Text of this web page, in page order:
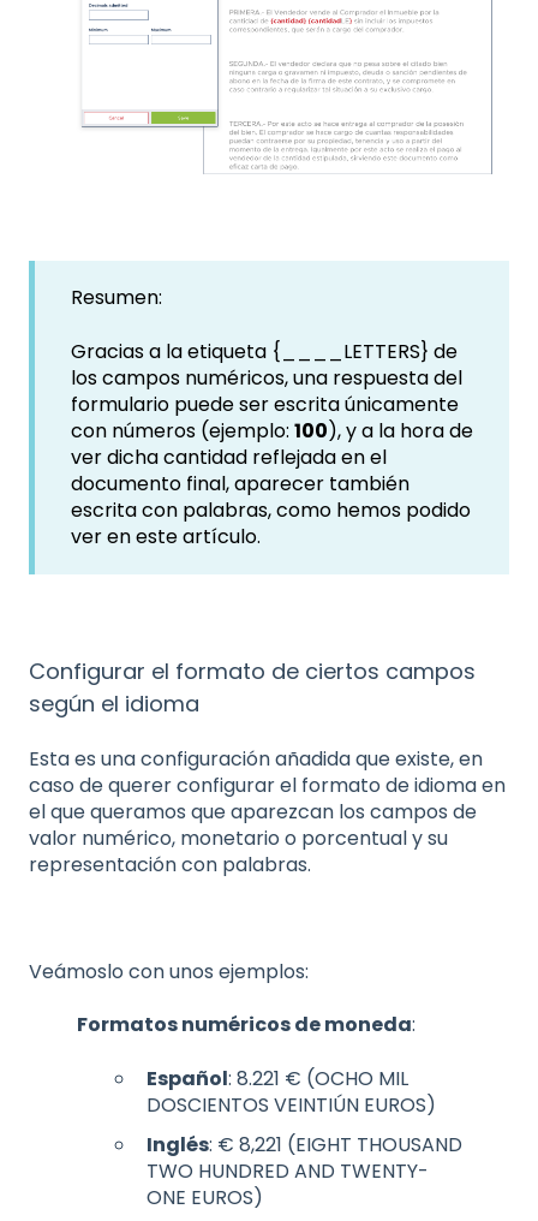
Resumen:
Gracias a la etiqueta {____LETTERS} de
los campos numéricos, una respuesta del
formulario puede ser escrita únicamente
con números (ejemplo: 100), y a la hora de
ver dicha cantidad reflejada en el
documento final, aparecer también
escrita con palabras, como hemos podido
ver en este artículo.
Configurar el formato de ciertos campos
según el idioma
Esta es una configuración añadida que existe, en
caso de querer configurar el formato de idioma en
el que queramos que aparezcan los campos de
valor numérico, monetario o porcentual y su
representación con palabras.
Veámoslo con unos ejemplos:
Formatos numéricos de moneda:
Español: 8.221 € (OCHO MIL
DOSCIENTOS VEINTIÚN EUROS)
Inglés: € 8,221 (EIGHT THOUSAND
TWO HUNDRED AND TWENTY-
ONE EUROS)